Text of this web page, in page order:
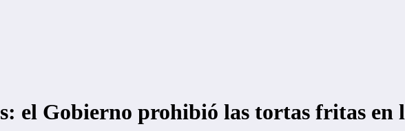
el Gobierno prohibió las tortas fritas en